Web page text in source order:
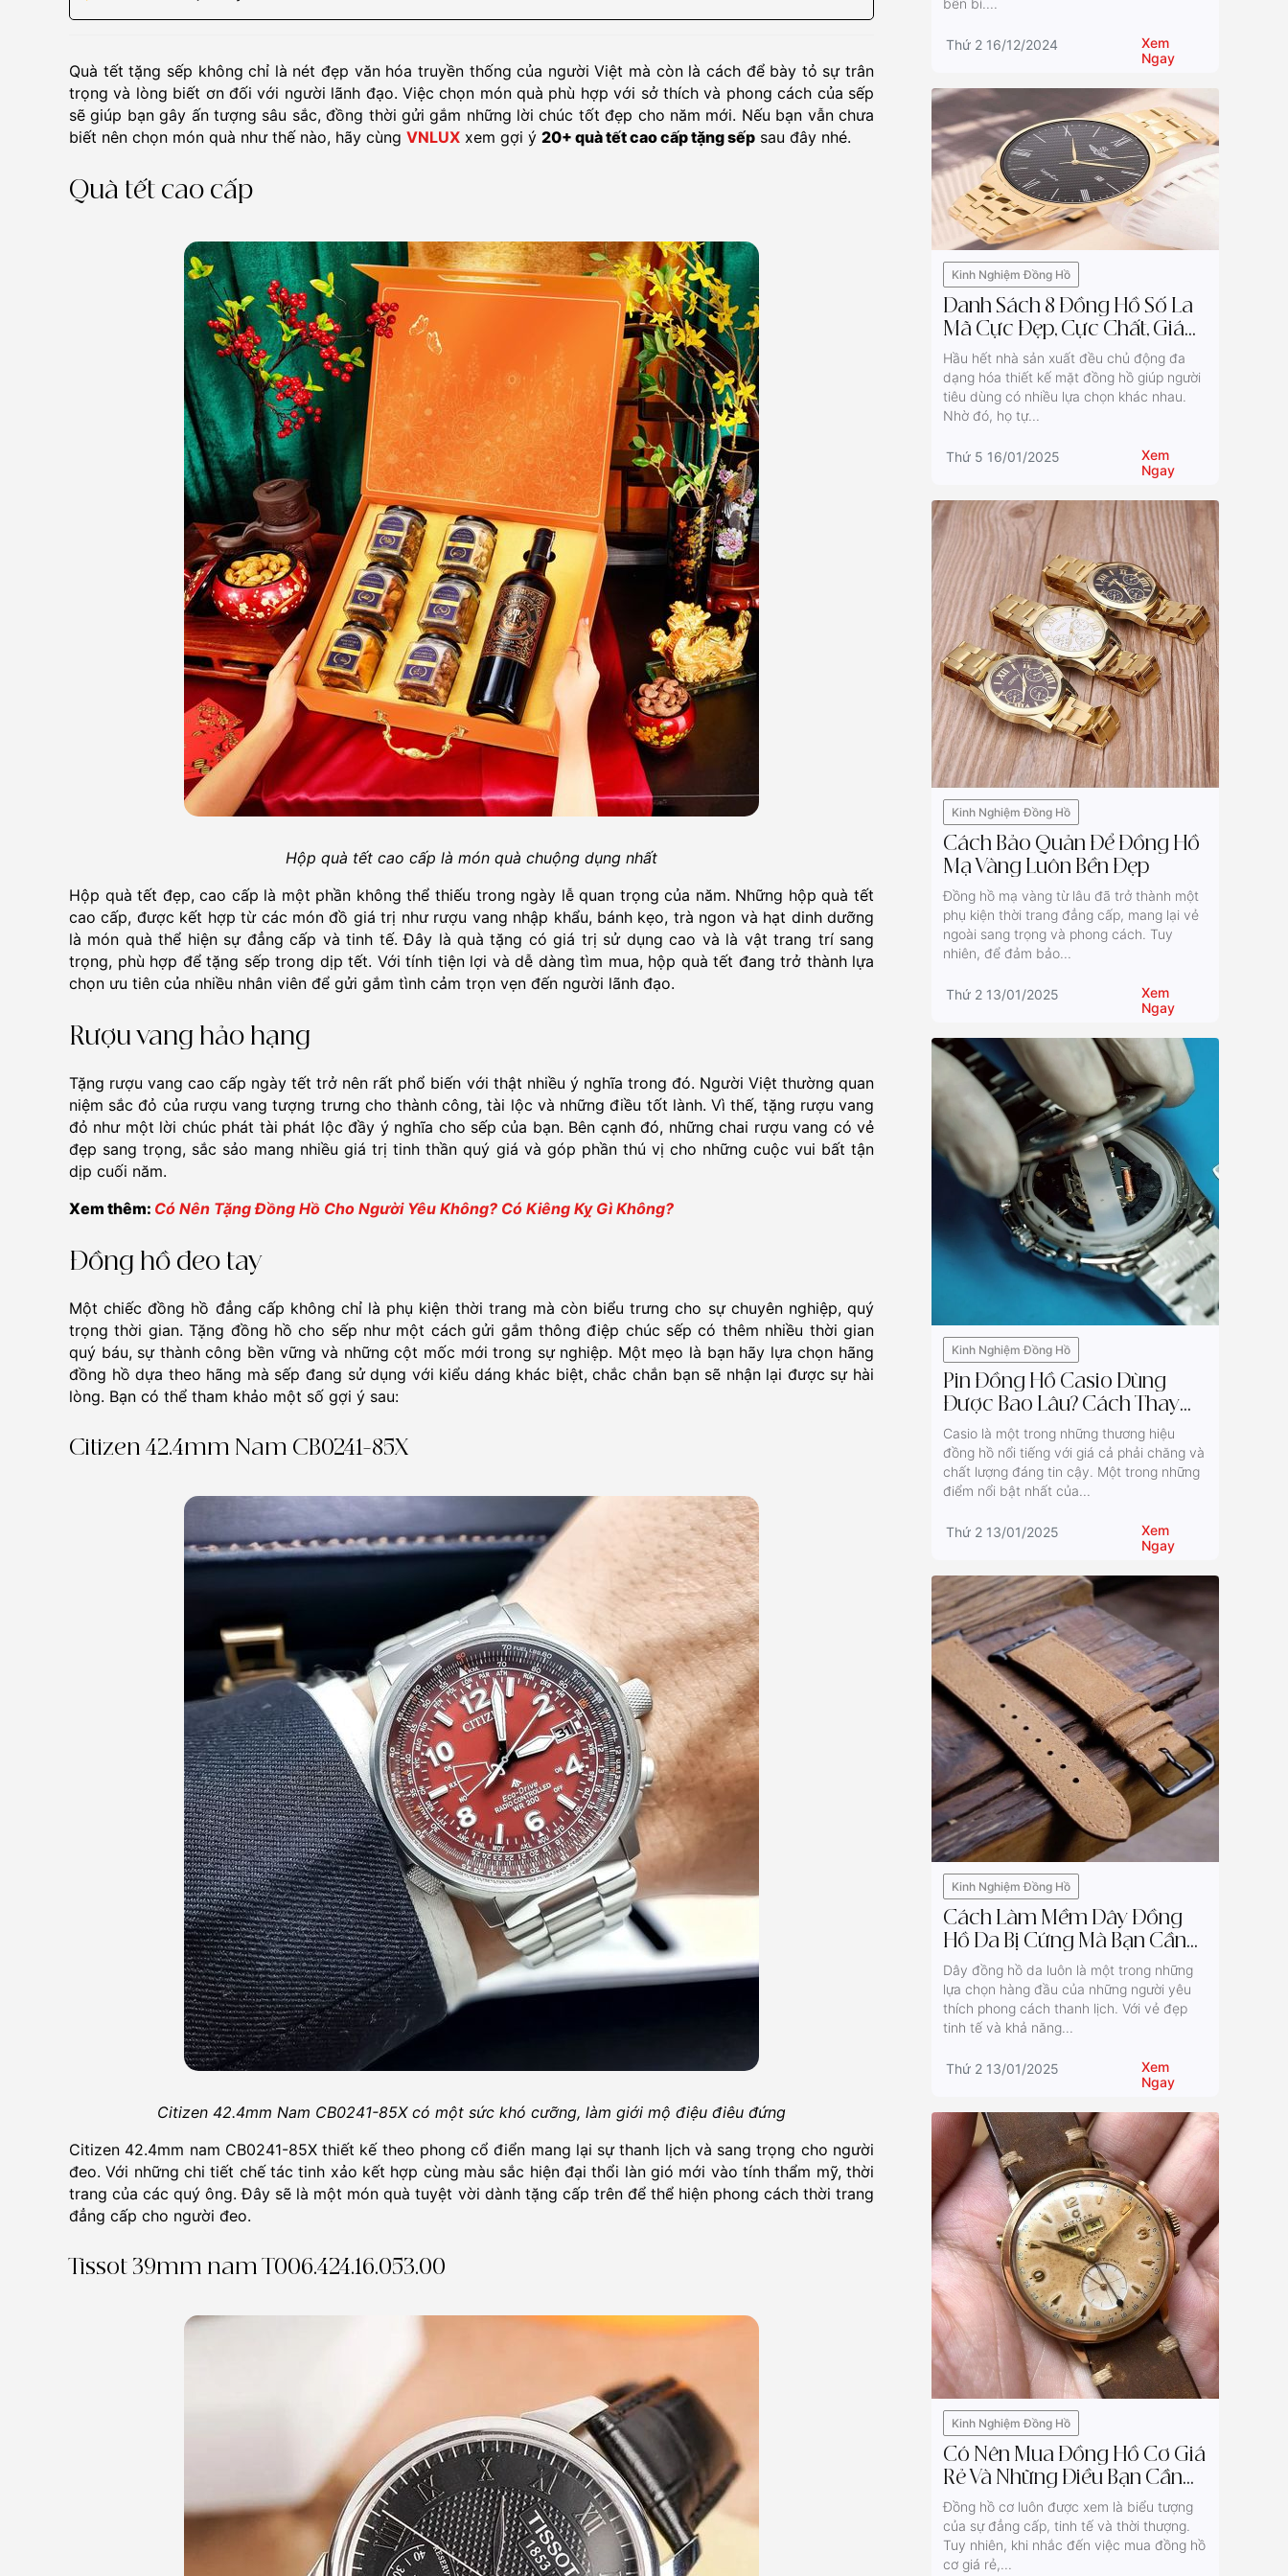
Quà tết tặng sếp không chỉ là nét đẹp văn hóa truyền thống của người Việt mà còn là cách để bày tỏ sự trân
trọng và lòng biết ơn đối với người lãnh đạo. Việc chọn món quà phù hợp với sở thích và phong cách của sếp
sẽ giúp bạn gây ấn tượng sâu sắc, đồng thời gửi gắm những lời chúc tốt đẹp cho năm mới. Nếu bạn vẫn chưa
biết nên chọn món quà như thế nào, hãy cùng VNLUX xem gợi ý 20+ quà tết cao cấp tặng sếp sau đây nhé.
Quà tết cao cấp
Hộp quà tết cao cấp là món quà chuộng dụng nhất
Hộp quà tết đẹp, cao cấp là một phần không thể thiếu trong ngày lễ quan trọng của năm. Những hộp quà tết
cao cấp, được kết hợp từ các món đồ giá trị như rượu vang nhập khẩu, bánh kẹo, trà ngon và hạt dinh dưỡng
là món quà thể hiện sự đẳng cấp và tinh tế. Đây là quà tặng có giá trị sử dụng cao và là vật trang trí sang
trọng, phù hợp để tặng sếp trong dịp tết. Với tính tiện lợi và dễ dàng tìm mua, hộp quà tết đang trở thành lựa
chọn ưu tiên của nhiều nhân viên để gửi gắm tình cảm trọn vẹn đến người lãnh đạo.
Rượu vang hảo hạng
Tặng rượu vang cao cấp ngày tết trở nên rất phổ biến với thật nhiều ý nghĩa trong đó. Người Việt thường quan
niệm sắc đỏ của rượu vang tượng trưng cho thành công, tài lộc và những điều tốt lành. Vì thế, tặng rượu vang
đỏ như một lời chúc phát tài phát lộc đầy ý nghĩa cho sếp của bạn. Bên cạnh đó, những chai rượu vang có vẻ
đẹp sang trọng, sắc sảo mang nhiều giá trị tinh thần quý giá và góp phần thú vị cho những cuộc vui bất tận
dịp cuối năm.
Xem thêm: Có Nên Tặng Đồng Hồ Cho Người Yêu Không? Có Kiêng Kỵ Gì Không?
Đồng hồ đeo tay
Một chiếc đồng hồ đẳng cấp không chỉ là phụ kiện thời trang mà còn biểu trưng cho sự chuyên nghiệp, quý
trọng thời gian. Tặng đồng hồ cho sếp như một cách gửi gắm thông điệp chúc sếp có thêm nhiều thời gian
quý báu, sự thành công bền vững và những cột mốc mới trong sự nghiệp. Một mẹo là bạn hãy lựa chọn hãng
đồng hồ dựa theo hãng mà sếp đang sử dụng với kiểu dáng khác biệt, chắc chắn bạn sẽ nhận lại được sự hài
lòng. Bạn có thể tham khảo một số gợi ý sau:
Citizen 42.4mm Nam CB0241-85X
Citizen 42.4mm Nam CB0241-85X có một sức khó cưỡng, làm giới mộ điệu điêu đứng
Citizen 42.4mm nam CB0241-85X thiết kế theo phong cổ điển mang lại sự thanh lịch và sang trọng cho người
đeo. Với những chi tiết chế tác tinh xảo kết hợp cùng màu sắc hiện đại thổi làn gió mới vào tính thẩm mỹ, thời
trang của các quý ông. Đây sẽ là một món quà tuyệt vời dành tặng cấp trên để thể hiện phong cách thời trang
đẳng cấp cho người đeo.
Tissot 39mm nam T006.424.16.053.00
bền bỉ....
Thứ 2 16/12/2024
Xem
Ngay
Kinh Nghiệm Đồng Hồ
Danh Sách 8 Đồng Hồ Số La
Mã Cực Đẹp, Cực Chất, Giá
Tốt
Hầu hết nhà sản xuất đều chủ động đa
dạng hóa thiết kế mặt đồng hồ giúp người
tiêu dùng có nhiều lựa chọn khác nhau.
Nhờ đó, họ tự...
Thứ 5 16/01/2025
Xem
Ngay
Kinh Nghiệm Đồng Hồ
Cách Bảo Quản Để Đồng Hồ
Mạ Vàng Luôn Bền Đẹp
Đồng hồ mạ vàng từ lâu đã trở thành một
phụ kiện thời trang đẳng cấp, mang lại vẻ
ngoài sang trọng và phong cách. Tuy
nhiên, để đảm bảo...
Thứ 2 13/01/2025
Xem
Ngay
Kinh Nghiệm Đồng Hồ
Pin Đồng Hồ Casio Dùng
Được Bao Lâu? Cách Thay
Pin Đồng Hồ Casio
Casio là một trong những thương hiệu
đồng hồ nổi tiếng với giá cả phải chăng và
chất lượng đáng tin cậy. Một trong những
điểm nổi bật nhất của...
Thứ 2 13/01/2025
Xem
Ngay
Kinh Nghiệm Đồng Hồ
Cách Làm Mềm Dây Đồng
Hồ Da Bị Cứng Mà Bạn Cần
Biết
Dây đồng hồ da luôn là một trong những
lựa chọn hàng đầu của những người yêu
thích phong cách thanh lịch. Với vẻ đẹp
tinh tế và khả năng...
Thứ 2 13/01/2025
Xem
Ngay
Kinh Nghiệm Đồng Hồ
Có Nên Mua Đồng Hồ Cơ Giá
Rẻ Và Những Điều Bạn Cần
Biết
Đồng hồ cơ luôn được xem là biểu tượng
của sự đẳng cấp, tinh tế và thời thượng.
Tuy nhiên, khi nhắc đến việc mua đồng hồ
cơ giá rẻ,...